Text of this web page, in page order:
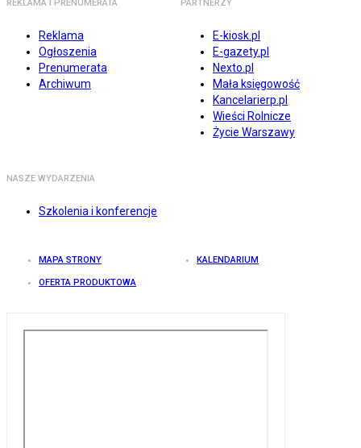
REKLAMA I PRENUMERATA
Reklama
Ogłoszenia
Prenumerata
Archiwum
PARTNERZY
E-kiosk.pl
E-gazety.pl
Nexto.pl
Mała księgowość
Kancelarierp.pl
Wieści Rolnicze
Życie Warszawy
NASZE WYDARZENIA
Szkolenia i konferencje
MAPA STRONY KALENDARIUM
OFERTA PRODUKTOWA